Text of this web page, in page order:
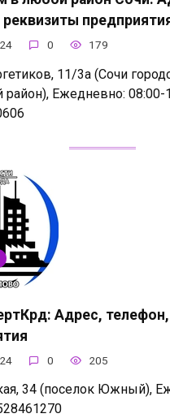
0 179
11/3а (Сочи
район), Ежедневно: 08:00-
Адрес,
0 205
34 (поселок Южный),